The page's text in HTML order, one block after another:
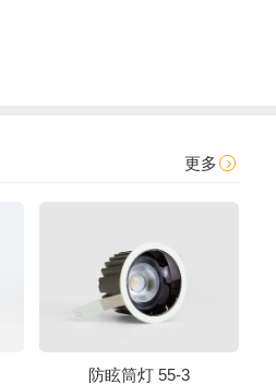
更多
防眩筒灯 55-3